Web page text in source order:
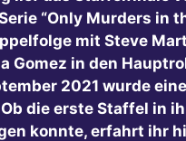
“Only Murders in
mit Steve
Gomez in den
2021 wurde
die erste Staffel in
konnte, erfahrt ihr